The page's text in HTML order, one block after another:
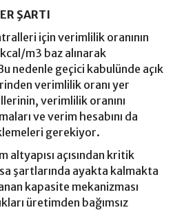
ŞARTI
için verimlilik oranının
m3 baz alınarak
nedenle geçici kabulünde açık
verimlilik oranı yer
verimlilik oranını
ve verim hesabını da
gerekiyor.
açısından kritik
şartlarında ayakta kalmakta
kapasite mekanizması
üretimden bağımsız